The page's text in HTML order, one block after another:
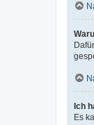
Ich
Es